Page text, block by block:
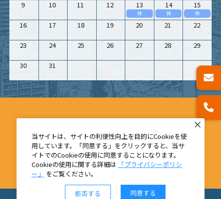
9 10 11 12 13
休
14
休
15
休
16 17 18 19 20 21 22
23 24 25 26 27 28 29
30 31
当サイトは、サイトの利便性向上を目的にCookieを使
用しています。「同意する」をクリックすると、当サ
イトでのCookieの使用に同意することになります。
Cookieの使用に関する詳細は
「プライバシーポリシ
ー」
をご覧ください。
拒否する 同意する